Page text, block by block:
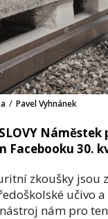
/ Pavel Vyhnánek
Facebooku
zkoušky jsou
učivo
nám pro